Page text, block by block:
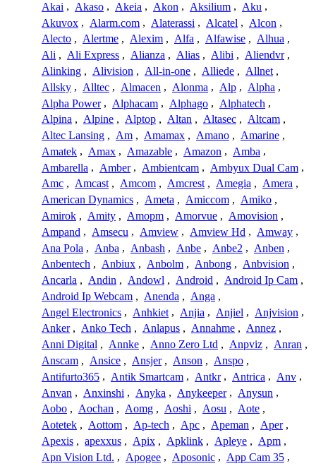
Akai , Akaso , Akeia , Akon , Aksilium , Aku ,
Akuvox , Alarm.com , Alaterassi , Alcatel , Alcon ,
Alecto , Alertme , Alexim , Alfa , Alfawise , Alhua ,
Ali , Ali Express , Alianza , Alias , Alibi , Aliendvr ,
Alinking , Alivision , All-in-one , Alliede , Allnet ,
Allsky , Alltec , Almacen , Alonma , Alp , Alpha ,
Alpha Power , Alphacam , Alphago , Alphatech ,
Alpina , Alpine , Alptop , Altan , Altasec , Altcam ,
Altec Lansing , Am , Amamax , Amano , Amarine ,
Amatek , Amax , Amazable , Amazon , Amba ,
Ambarella , Amber , Ambientcam , Ambyux Dual Cam ,
Amc , Amcast , Amcom , Amcrest , Amegia , Amera ,
American Dynamics , Ameta , Amiccom , Amiko ,
Amirok , Amity , Amopm , Amorvue , Amovision ,
Ampand , Amsecu , Amview , Amview Hd , Amway ,
Ana Pola , Anba , Anbash , Anbe , Anbe2 , Anben ,
Anbentech , Anbiux , Anbolm , Anbong , Anbvision ,
Ancarla , Andin , Andowl , Android , Android Ip Cam ,
Android Ip Webcam , Anenda , Anga ,
Angel Electronics , Anhkiet , Anjia , Anjiel , Anjvision ,
Anker , Anko Tech , Anlapus , Annahme , Annez ,
Anni Digital , Annke , Anno Zero Ltd , Anpviz , Anran ,
Anscam , Ansice , Ansjer , Anson , Anspo ,
Antifurto365 , Antik Smartcam , Antkr , Antrica , Anv ,
Anvan , Anxinshi , Anyka , Anykeeper , Anysun ,
Aobo , Aochan , Aomg , Aoshi , Aosu , Aote ,
Aotetek , Aottom , Ap-tech , Apc , Apeman , Aper ,
Apexis , apexxus , Apix , Apklink , Apleye , Apm ,
Apn Vision Ltd. , Apogee , Aposonic , App Cam 35 ,